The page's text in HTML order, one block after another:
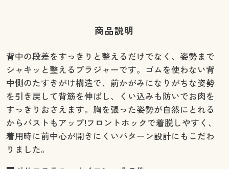
商品説明
背中の段差をすっきりと整えるだけでなく、姿勢まで
シャキッと整えるブラジャーです。ゴムを使わない背
中側のたすきがけ構造で、前かがみになりがちな姿勢
を引き戻して背筋を伸ばし、くい込みも防いでお肉を
すっきりおさえます。胸を張った姿勢が自然にとれる
からバストもアップ!フロントホックで着脱しやすく、
着用時に前中心が開きにくいパターン設計にもこだわ
りました。